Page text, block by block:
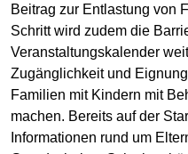
Beitrag zur Entlastung von
Schritt wird zudem die
Veranstaltungskalender
Zugänglichkeit und
Familien mit Kindern mit
machen. Bereits auf der
Informationen rund um